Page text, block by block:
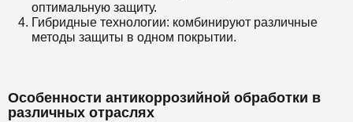
оптимальную защиту.
Гибридные технологии: комбинируют различные
методы защиты в одном покрытии.
Особенности антикоррозийной обработки в
различных отраслях